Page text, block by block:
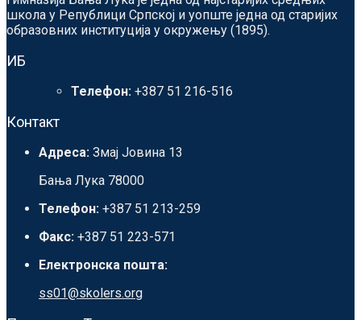
школа у Републици Српској и уопште једна од старијих
образовних институција у окружењу (1895).
ИБ
Телефон: +387 51 216-516
Контакт
Адреса: Змај Јовина 13
Бања Лука 78000
Телефон: +387 51 213-259
Факс: +387 51 223-571
Електронска пошта:
ss01@skolers.org